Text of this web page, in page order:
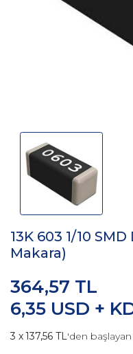
13K 603 1/10
Makara)
6,35 USD +
364,57 TL
137,56 TL'den